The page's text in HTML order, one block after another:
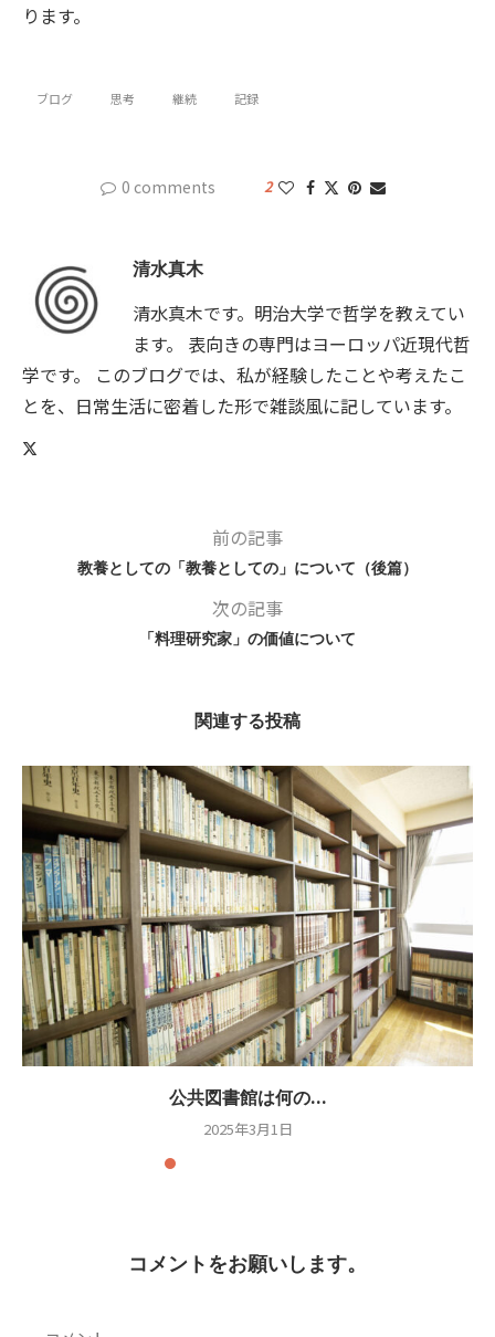
ります。
ブログ 思考 継続 記録
0 comments 2
清水真木
清水真木です。明治大学で哲学を教えてい
ます。 表向きの専門はヨーロッパ近現代哲
学です。 このブログでは、私が経験したことや考えたこ
とを、日常生活に密着した形で雑談風に記しています。
前の記事
教養としての「教養としての」について（後篇）
次の記事
「料理研究家」の価値について
関連する投稿
公共図書館は何の...
2025年3月1日
コメントをお願いします。